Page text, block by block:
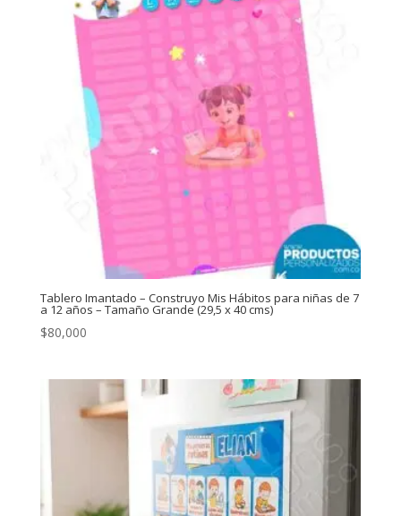
Tablero Imantado – Construyo Mis Hábitos para niñas de 7
a 12 años – Tamaño Grande (29,5 x 40 cms)
$80,000